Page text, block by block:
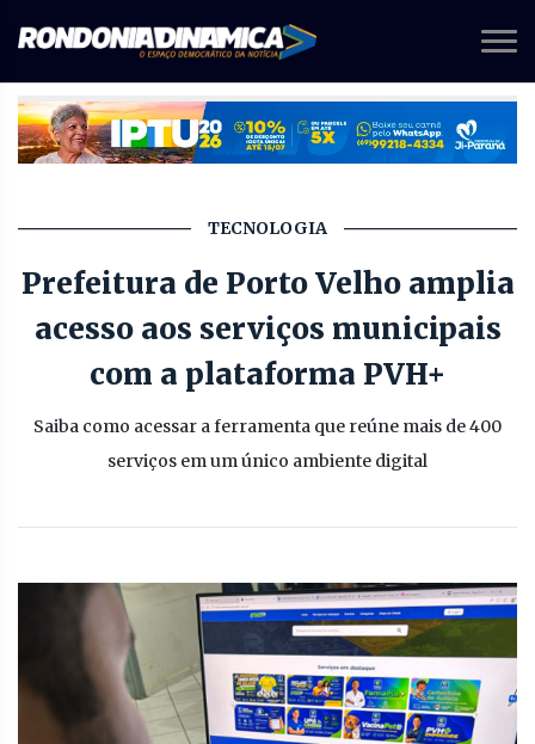
TECNOLOGIA
Prefeitura de Porto Velho amplia
acesso aos serviços municipais
com a plataforma PVH+
Saiba como acessar a ferramenta que reúne mais de 400
serviços em um único ambiente digital